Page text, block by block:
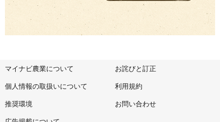
マイナビ農業について お詫びと訂正
個人情報の取扱いについて 利用規約
推奨環境 お問い合わせ